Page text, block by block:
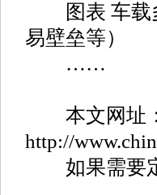
图表 车载多
易壁垒等）
……
本文网址：
http://
如果需要定